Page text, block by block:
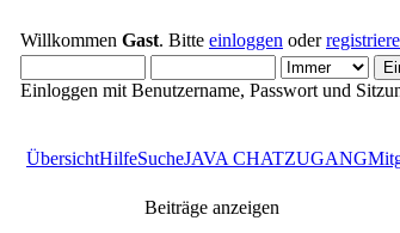
Willkommen Gast. Bitte einloggen oder
Einloggen mit Benutzername, Passwort und
ÜbersichtHilfeSucheJAVA CHATZUGANG
Beiträge anzeigen